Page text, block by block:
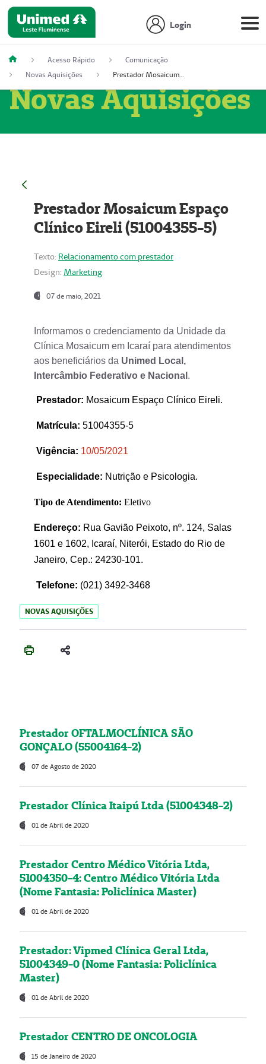
Login
Acesso Rápido
Comunicação
Novas Aquisições
Prestador Mosaicum Espaço Clínico Eireli (51004355-5)
Novas Aquisições
Prestador Mosaicum Espaço
Clínico Eireli (51004355-5)
Texto: Relacionamento com prestador
Design: Marketing
07 de maio, 2021
Informamos o credenciamento da Unidade da
Clínica Mosaicum em Icaraí para atendimentos
aos beneficiários da Unimed Local,
Intercâmbio Federativo e Nacional .
Prestador: Mosaicum Espaço Clínico Eireli.
Matrícula: 51004355-5
Vigência: 10/05/2021
Especialidade: Nutrição e Psicologia.
Tipo de Atendimento: Eletivo
Endereço: Rua Gavião Peixoto, nº. 124, Salas
1601 e 1602, Icaraí, Niterói, Estado do Rio de
Janeiro, Cep.: 24230-101.
Telefone: (021) 3492-3468
NOVAS AQUISIÇÕES
Prestador OFTALMOCLÍNICA SÃO
GONÇALO (55004164-2)
07 de Agosto de 2020
Prestador Clínica Itaipú Ltda (51004348-2)
01 de Abril de 2020
Prestador Centro Médico Vitória Ltda,
51004350-4: Centro Médico Vitória Ltda
(Nome Fantasia: Policlínica Master)
01 de Abril de 2020
Prestador: Vipmed Clínica Geral Ltda,
51004349-0 (Nome Fantasia: Policlínica
Master)
01 de Abril de 2020
Prestador CENTRO DE ONCOLOGIA
15 de Janeiro de 2020